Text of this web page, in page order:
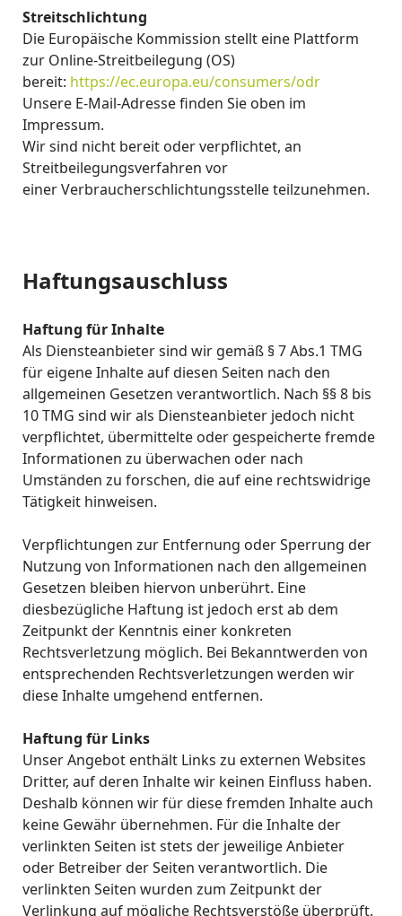
Streitschlichtung
Die Europäische Kommission stellt eine Plattform
zur Online-Streitbeilegung (OS)
bereit: https://ec.europa.eu/consumers/odr
Unsere E-Mail-Adresse finden Sie oben im
Impressum.
Wir sind nicht bereit oder verpflichtet, an
Streitbeilegungsverfahren vor
einer Verbraucherschlichtungsstelle teilzunehmen.
Haftungsauschluss
Haftung für Inhalte
Als Diensteanbieter sind wir gemäß § 7 Abs.1 TMG
für eigene Inhalte auf diesen Seiten nach den
allgemeinen Gesetzen verantwortlich. Nach §§ 8 bis
10 TMG sind wir als Diensteanbieter jedoch nicht
verpflichtet, übermittelte oder gespeicherte fremde
Informationen zu überwachen oder nach
Umständen zu forschen, die auf eine rechtswidrige
Tätigkeit hinweisen.
Verpflichtungen zur Entfernung oder Sperrung der
Nutzung von Informationen nach den allgemeinen
Gesetzen bleiben hiervon unberührt. Eine
diesbezügliche Haftung ist jedoch erst ab dem
Zeitpunkt der Kenntnis einer konkreten
Rechtsverletzung möglich. Bei Bekanntwerden von
entsprechenden Rechtsverletzungen werden wir
diese Inhalte umgehend entfernen.
Haftung für Links
Unser Angebot enthält Links zu externen Websites
Dritter, auf deren Inhalte wir keinen Einfluss haben.
Deshalb können wir für diese fremden Inhalte auch
keine Gewähr übernehmen. Für die Inhalte der
verlinkten Seiten ist stets der jeweilige Anbieter
oder Betreiber der Seiten verantwortlich. Die
verlinkten Seiten wurden zum Zeitpunkt der
Verlinkung auf mögliche Rechtsverstöße überprüft.